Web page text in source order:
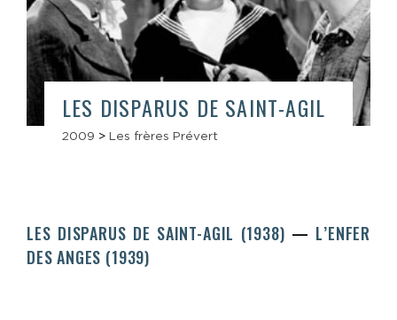
LES DISPARUS DE SAINT-AGIL
2009 > Les frères Prévert
LES DISPARUS DE SAINT-AGIL (1938)
L’ENFER
DES ANGES (1939)